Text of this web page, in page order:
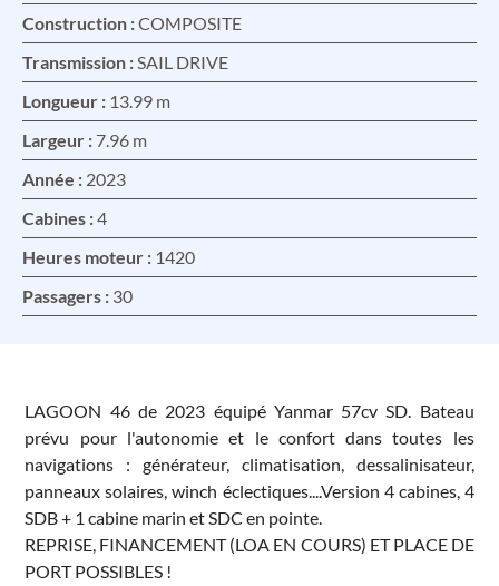
Construction :COMPOSITE
Transmission :SAIL DRIVE
Longueur : 13.99 m
Largeur : 7.96 m
Année : 2023
Cabines :4
Heures moteur : 1420
Passagers : 30
LAGOON 46 de 2023 équipé Yanmar 57cv SD. Bateau
prévu pour l'autonomie et le confort dans toutes les
navigations : générateur, climatisation, dessalinisateur,
panneaux solaires, winch éclectiques....Version 4 cabines, 4
SDB + 1 cabine marin et SDC en pointe.
REPRISE, FINANCEMENT (LOA EN COURS) ET PLACE DE
PORT POSSIBLES !